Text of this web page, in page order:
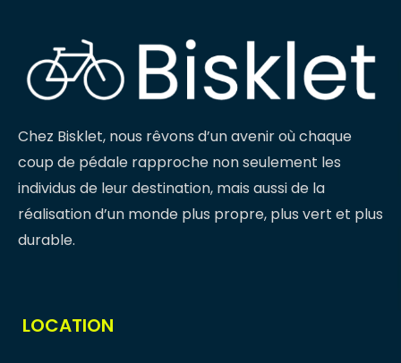
Chez Bisklet, nous rêvons d’un avenir où chaque
coup de pédale rapproche non seulement les
individus de leur destination, mais aussi de la
réalisation d’un monde plus propre, plus vert et plus
durable.
LOCATION